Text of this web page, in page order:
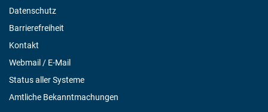
Datenschutz
Barrierefreiheit
Kontakt
Webmail / E-Mail
Status aller Systeme
Amtliche Bekanntmachungen